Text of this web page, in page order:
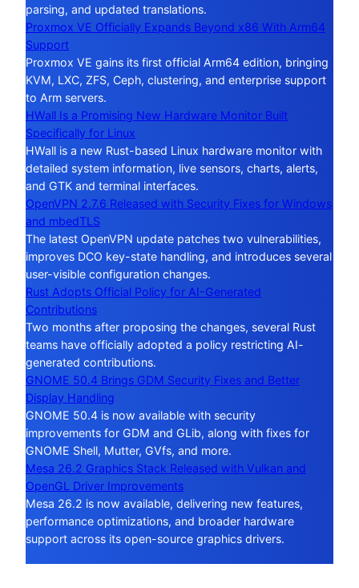
parsing, and updated translations.
Proxmox VE Officially Expands Beyond x86 With Arm64
Support
Proxmox VE gains its first official Arm64 edition, bringing
KVM, LXC, ZFS, Ceph, clustering, and enterprise support
to Arm servers.
HWall Is a Promising New Hardware Monitor Built
Specifically for Linux
HWall is a new Rust-based Linux hardware monitor with
detailed system information, live sensors, charts, alerts,
and GTK and terminal interfaces.
OpenVPN 2.7.6 Released with Security Fixes for Windows
and mbedTLS
The latest OpenVPN update patches two vulnerabilities,
improves DCO key-state handling, and introduces several
user-visible configuration changes.
Rust Adopts Official Policy for AI-Generated
Contributions
Two months after proposing the changes, several Rust
teams have officially adopted a policy restricting AI-
generated contributions.
GNOME 50.4 Brings GDM Security Fixes and Better
Display Handling
GNOME 50.4 is now available with security
improvements for GDM and GLib, along with fixes for
GNOME Shell, Mutter, GVfs, and more.
Mesa 26.2 Graphics Stack Released with Vulkan and
OpenGL Driver Improvements
Mesa 26.2 is now available, delivering new features,
performance optimizations, and broader hardware
support across its open-source graphics drivers.